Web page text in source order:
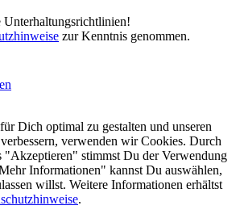
Unterhaltungsrichtlinien!
zur Kenntnis genommen.
Dich optimal zu gestalten und unseren
verwenden wir Cookies. Durch
"Akzeptieren" stimmst Du der Verwendung
Informationen" kannst Du auswählen,
willst. Weitere Informationen erhältst
.